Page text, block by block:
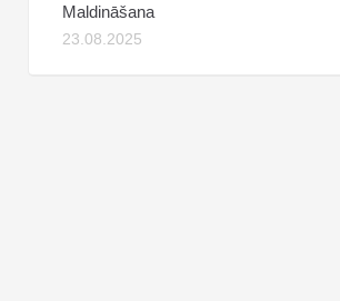
Maldināšana
23.08.2025